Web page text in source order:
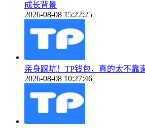
成长背景
2026-08-08 15:22:25
亲身踩坑！TP钱包，真的太不靠
2026-08-08 10:27:46